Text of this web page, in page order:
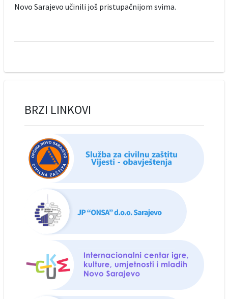
Novo Sarajevo učinili još pristupačnijom svima.
BRZI LINKOVI